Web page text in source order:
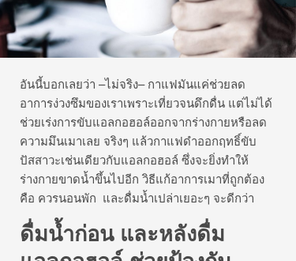
อันนี้บอกเลยว่า –ไม่จริง– กาแฟมันแค่ช่วยลด
อาการง่วงซึมของเราเพราะเที่ยวจนดึกดื่น แต่ไม่ได้
ช่วยเร่งการขับแอลกอฮอล์ออกจากร่างกายหรือลด
ความมึนเมาเลย จริงๆ แล้วกาแฟดำออกฤทธิ์ขับ
ปัสสาวะเช่นเดียวกับแอลกอฮอล์ ซึ่งจะยิ่งทำให้
ร่างกายขาดน้ำขึ้นไปอีก วิธีแก้อาการเมาที่ถูกต้อง
คือ ควรนอนพัก และดื่มน้ำเปล่าเยอะๆ จะดีกว่า
ดื่มน้ำก่อน และหลังดื่ม